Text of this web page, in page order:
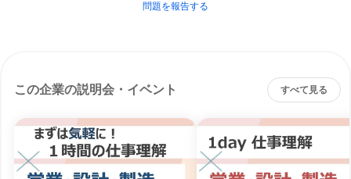
問題を報告する
この企業の説明会・イベント すべて見る